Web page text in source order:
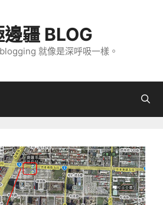
疆 BLOG
就像是深呼吸一樣。